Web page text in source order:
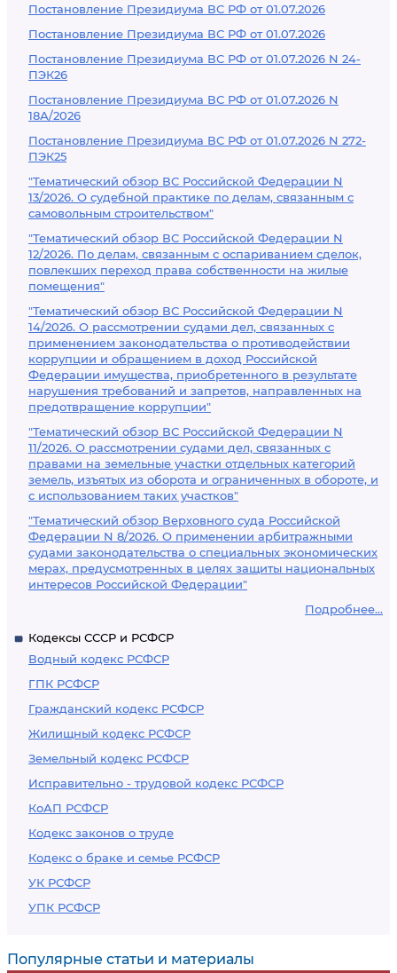
Постановление Президиума ВС РФ от 01.07.2026
Постановление Президиума ВС РФ от 01.07.2026
Постановление Президиума ВС РФ от 01.07.2026 N 24-
ПЭК26
Постановление Президиума ВС РФ от 01.07.2026 N
18А/2026
Постановление Президиума ВС РФ от 01.07.2026 N 272-
ПЭК25
"Тематический обзор ВС Российской Федерации N
13/2026. О судебной практике по делам, связанным с
самовольным строительством"
"Тематический обзор ВС Российской Федерации N
12/2026. По делам, связанным с оспариванием сделок,
повлекших переход права собственности на жилые
помещения"
"Тематический обзор ВС Российской Федерации N
14/2026. О рассмотрении судами дел, связанных с
применением законодательства о противодействии
коррупции и обращением в доход Российской
Федерации имущества, приобретенного в результате
нарушения требований и запретов, направленных на
предотвращение коррупции"
"Тематический обзор ВС Российской Федерации N
11/2026. О рассмотрении судами дел, связанных с
правами на земельные участки отдельных категорий
земель, изъятых из оборота и ограниченных в обороте, и
с использованием таких участков"
"Тематический обзор Верховного суда Российской
Федерации N 8/2026. О применении арбитражными
судами законодательства о специальных экономических
мерах, предусмотренных в целях защиты национальных
интересов Российской Федерации"
Подробнее...
Кодексы СССР и РСФСР
Водный кодекс РСФСР
ГПК РСФСР
Гражданский кодекс РСФСР
Жилищный кодекс РСФСР
Земельный кодекс РСФСР
Исправительно - трудовой кодекс РСФСР
КоАП РСФСР
Кодекс законов о труде
Кодекс о браке и семье РСФСР
УК РСФСР
УПК РСФСР
Популярные статьи и материалы